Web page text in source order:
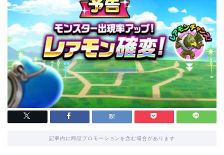
記事内に商品プロモーションを含む場合があります